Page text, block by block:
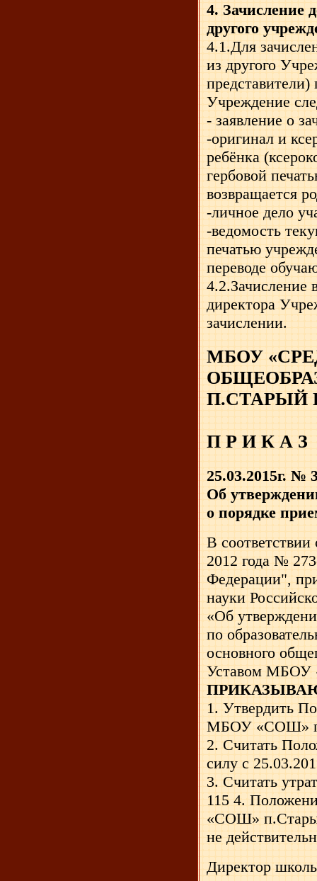
4. Зачисление
другого
4.1.Для
из другого
Учреждение
- заявление о
-оригинал и
ребёнка
гербовой
возвращается
-личное дело
-ведомость
печатью
переводе
4.2.Зачисление
директора
зачислении.
МБОУ
П.СТАРЫЙ
П Р И К А З
25.03.2015г. №
Об
о порядке
В
2012 года №
Федерации",
науки
«Об
по
основного
Уставом МБОУ
1. Утвердить
МБОУ «СОШ» п.
2. Считать
силу с
3. Считать
115 4.
«СОШ»
не
Директор